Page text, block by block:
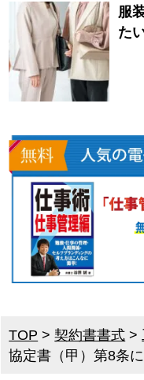
服
た
TOP >契約書書式 >
協定書（甲）第8条